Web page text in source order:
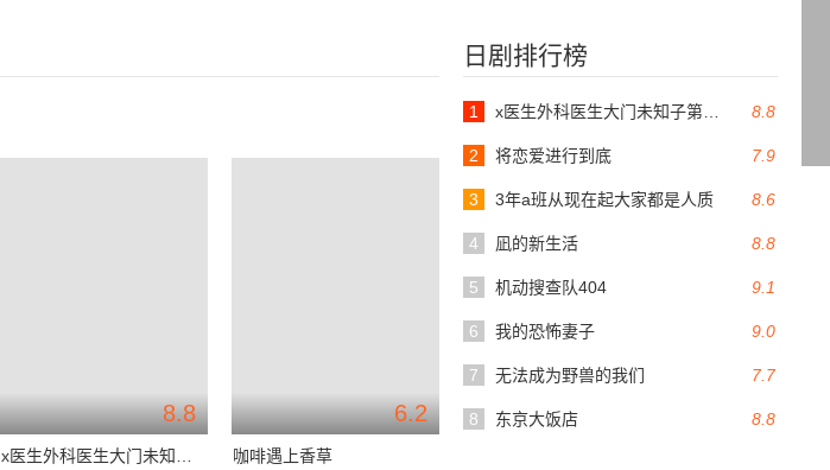
日剧排行榜
8.8
1
7.9
2 将恋爱进行到底
8.6
3 3年a班从现在起大家都是人质
8.8
4 凪的新生活
9.1
5 机动搜查队404
9.0
6 我的恐怖妻子
7.7
7 无法成为野兽的我们
8.8
8 东京大饭店
8.8 6.2
咖啡遇上香草